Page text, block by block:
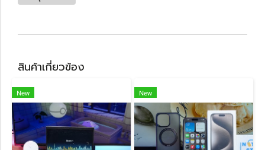
สินค้าเกี่ยวข้อง
New New